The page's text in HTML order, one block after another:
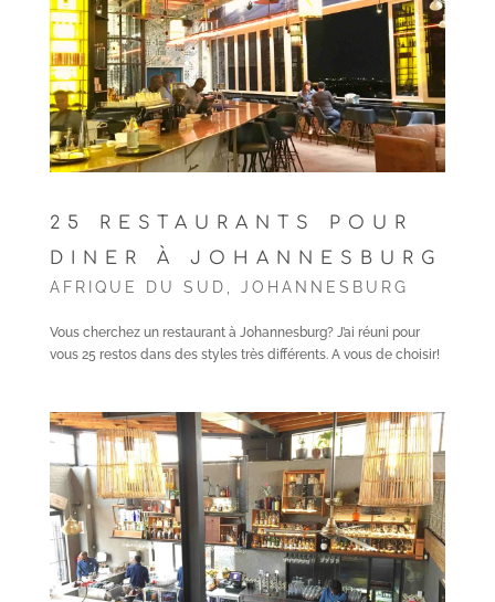
25 RESTAURANTS POUR
DINER À JOHANNESBURG
AFRIQUE DU SUD JOHANNESBURG
Vous cherchez un restaurant à Johannesburg? J’ai réuni pour
vous 25 restos dans des styles très différents. A vous de choisir!